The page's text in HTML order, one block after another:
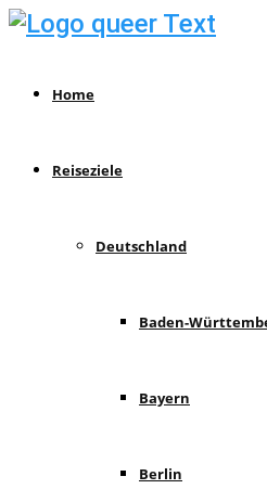
Home
Reiseziele
Deutschland
Baden-
Bayern
Berlin